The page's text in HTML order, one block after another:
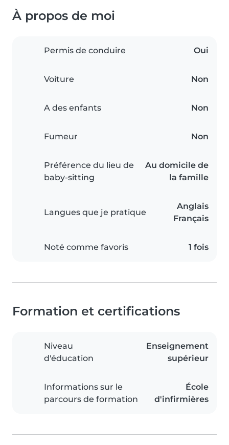
À propos de moi
Permis de conduire Oui
Voiture Non
A des enfants Non
Fumeur Non
Préférence du lieu de
baby-sitting
Au domicile de
la famille
Langues que je pratique
Anglais
Français
Noté comme favoris 1 fois
Formation et certifications
Niveau
d'éducation
Enseignement
supérieur
Informations sur le
parcours de formation
École
d'infirmières